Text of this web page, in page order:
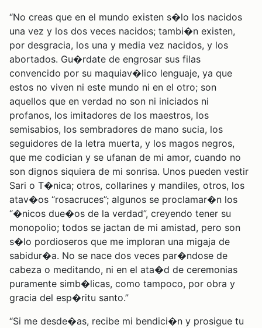
“No creas que en el mundo existen s�lo los nacidos
una vez y los dos veces nacidos; tambi�n existen,
por desgracia, los una y media vez nacidos, y los
abortados. Gu�rdate de engrosar sus filas
convencido por su maquiav�lico lenguaje, ya que
estos no viven ni este mundo ni en el otro; son
aquellos que en verdad no son ni iniciados ni
profanos, los imitadores de los maestros, los
semisabios, los sembradores de mano sucia, los
seguidores de la letra muerta, y los magos negros,
que me codician y se ufanan de mi amor, cuando no
son dignos siquiera de mi sonrisa. Unos pueden vestir
Sari o T�nica; otros, collarines y mandiles, otros, los
atav�os “rosacruces”; algunos se proclamar�n los
“�nicos due�os de la verdad”, creyendo tener su
monopolio; todos se jactan de mi amistad, pero son
s�lo pordioseros que me imploran una migaja de
sabidur�a. No se nace dos veces par�ndose de
cabeza o meditando, ni en el ata�d de ceremonias
puramente simb�licas, como tampoco, por obra y
gracia del esp�ritu santo.”
“Si me desde�as, recibe mi bendici�n y prosigue tu